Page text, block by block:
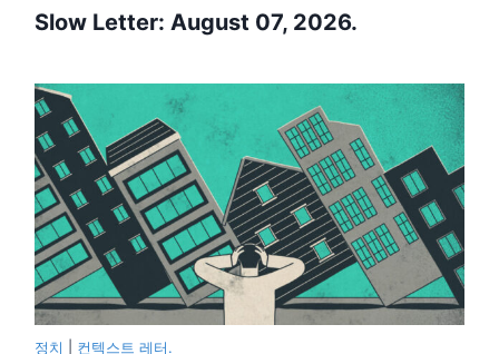
Slow Letter: August 07, 2026.
정치 컨텍스트 레터.